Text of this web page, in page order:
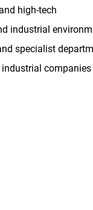
high-tech
industrial
specialist
companies